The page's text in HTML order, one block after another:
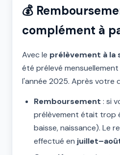
💰
complément à
Avec le prélèvement à la
été prélevé
l'année 2025. Après votre
Remboursement : si
prélèvement était trop
baisse, naissance). Le
effectué en